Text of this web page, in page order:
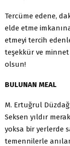
Tercüme edene,
elde etme
etmeyi tercih
teşekkür ve
olsun!
BULUNAN MEAL
M. Ertuğrul Düzdağ
Seksen yıldır
yoksa bir yerlerde
temennilerle